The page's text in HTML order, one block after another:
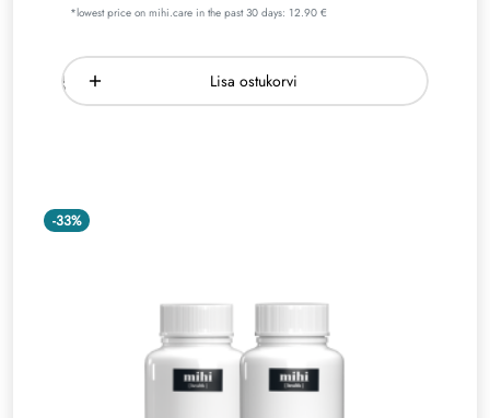
*lowest price on mihi.care in the past 30 days: 12.90 €
Lisa ostukorvi
-33%